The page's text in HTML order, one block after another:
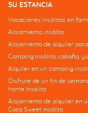
SU ESTANCIA
Vacaciones insólitas en
Alojamiento insólito
Alojamiento de alquiler
Camping insólito, cabaña,
Alquiler en un camping
Disfrute de un fin de
home insólito
Alojamiento de alquiler en
Coco Sweet insólita